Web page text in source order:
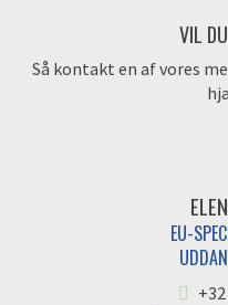
VIL
Så kontakt en af vores
EU-